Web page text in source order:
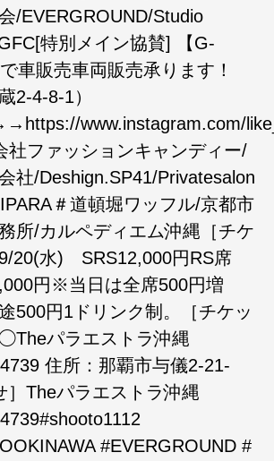
/EVERGROUND/Studio
特別メイン協賛] 【G-
車販売車両販売承ります！
2-4-8-1）
www.instagram.com/
社ファッションキャンディー/
社/Deshign.SP41/Privatesalon
＃道頓堀ワッフル/京都市
所/カルペディエム沖縄［チケ
20(水) SRS12,000円RS席
円※当日は全席500円増
500円1ドリンク制。［チケッ
パラエストラ沖縄
住所：那覇市与儀2-21-
］Theパラエストラ沖縄
#EVERGROUND #